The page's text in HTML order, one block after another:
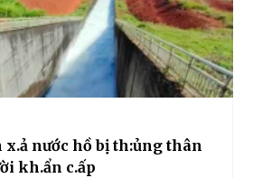
x.ả nước hồ bị th:ủng thân
kh.ẩn c.ấp